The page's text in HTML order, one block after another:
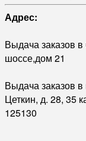
Адрес:
Выдача заказов
шоссе,дом 21
Выдача заказов
Цеткин, д. 28, 35
125130